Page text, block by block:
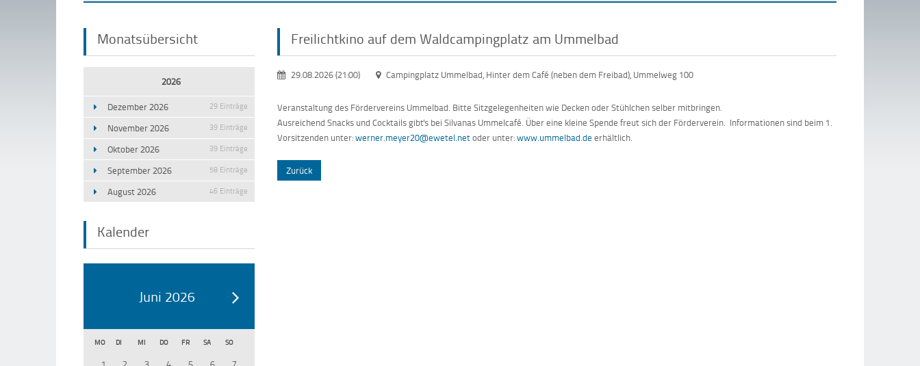
Monatsübersicht
2026
Dezember 2026 29 Einträge
November 2026 39 Einträge
Oktober 2026 39 Einträge
September 2026 58 Einträge
August 2026 46 Einträge
Kalender
Juni 2026
MO DI MI DO FR SA SO
Freilichtkino auf dem Waldcampingplatz am Ummelbad
29.08.2026 (21:00) Campingplatz Ummelbad, Hinter dem Café (neben dem Freibad), Ummelweg 100
Veranstaltung des Fördervereins Ummelbad. Bitte Sitzgelegenheiten wie Decken oder Stühlchen selber mitbringen.
Ausreichend Snacks und Cocktails gibt's bei Silvanas Ummelcafé. Über eine kleine Spende freut sich der Förderverein. Informationen sind beim 1.
Vorsitzenden unter:werner.meyer20@ewetel.netoder unter:www.ummelbad.de erhältlich.
Zurück